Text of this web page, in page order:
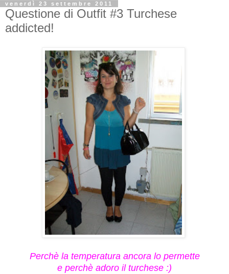
venerdì 23 settembre 2011
Questione di Outfit #3 Turchese
addicted!
Perchè la temperatura ancora lo permette
e perchè adoro il turchese :)